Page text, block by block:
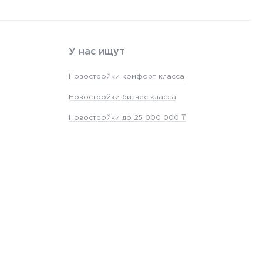
У нас ищут
Новостройки комфорт класса
Новостройки бизнес класса
Новостройки до 25 000 000 ₸